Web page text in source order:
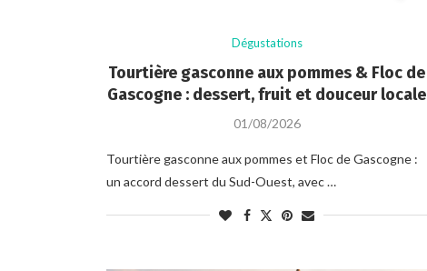
Dégustations
Tourtière gasconne aux pommes & Floc de
Gascogne : dessert, fruit et douceur locale
01/08/2026
Tourtière gasconne aux pommes et Floc de Gascogne :
un accord dessert du Sud-Ouest, avec …